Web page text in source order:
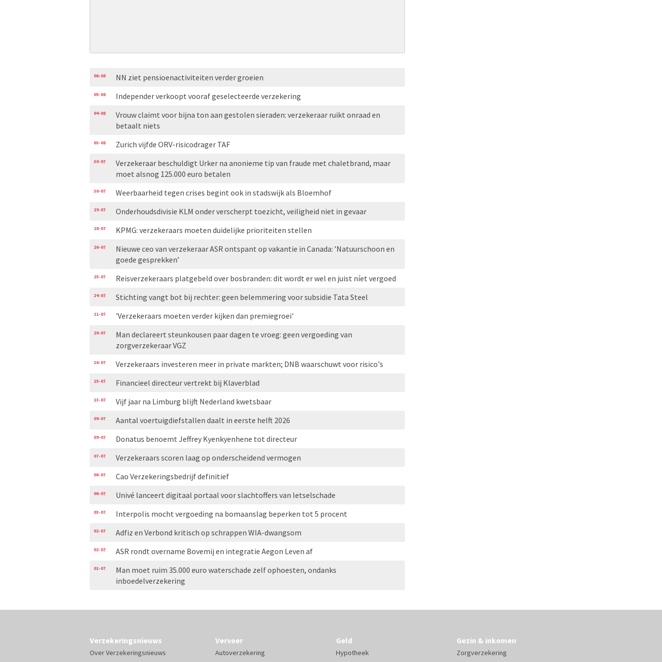
06-08 NN ziet pensioenactiviteiten verder groeien
05-08 Independer verkoopt vooraf geselecteerde verzekering
04-08
Vrouw claimt voor bijna ton aan gestolen sieraden: verzekeraar ruikt onraad en
betaalt niets
03-08 Zurich vijfde ORV-risicodrager TAF
30-07
Verzekeraar beschuldigt Urker na anonieme tip van fraude met chaletbrand, maar
moet alsnog 125.000 euro betalen
30-07 Weerbaarheid tegen crises begint ook in stadswijk als Bloemhof
29-07 Onderhoudsdivisie KLM onder verscherpt toezicht, veiligheid niet in gevaar
28-07 KPMG: verzekeraars moeten duidelijke prioriteiten stellen
26-07
Nieuwe ceo van verzekeraar ASR ontspant op vakantie in Canada: ’Natuurschoon en
goede gesprekken’
25-07 Reisverzekeraars platgebeld over bosbranden: dit wordt er wel en juist níet vergoed
24-07 Stichting vangt bot bij rechter: geen belemmering voor subsidie Tata Steel
21-07 'Verzekeraars moeten verder kijken dan premiegroei'
20-07
Man declareert steunkousen paar dagen te vroeg: geen vergoeding van
zorgverzekeraar VGZ
16-07 Verzekeraars investeren meer in private markten; DNB waarschuwt voor risico's
15-07 Financieel directeur vertrekt bij Klaverblad
13-07 Vijf jaar na Limburg blijft Nederland kwetsbaar
09-07 Aantal voertuigdiefstallen daalt in eerste helft 2026
09-07 Donatus benoemt Jeffrey Kyenkyenhene tot directeur
07-07 Verzekeraars scoren laag op onderscheidend vermogen
06-07 Cao Verzekeringsbedrijf definitief
06-07 Univé lanceert digitaal portaal voor slachtoffers van letselschade
03-07 Interpolis mocht vergoeding na bomaanslag beperken tot 5 procent
02-07 Adfiz en Verbond kritisch op schrappen WIA-dwangsom
02-07 ASR rondt overname Bovemij en integratie Aegon Leven af
01-07
Man moet ruim 35.000 euro waterschade zelf ophoesten, ondanks
inboedelverzekering
Verzekeringsnieuws
Over Verzekeringsnieuws
Vervoer
Autoverzekering
Geld
Hypotheek
Gezin & inkomen
Zorgverzekering